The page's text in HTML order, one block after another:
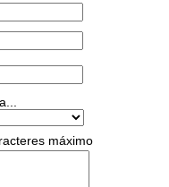
máximo